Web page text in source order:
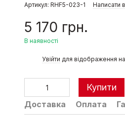
Артикул: RHF5-023-1 Написати
5 170 грн.
В наявності
Увійти для відображення
Купити
Доставка Оплата